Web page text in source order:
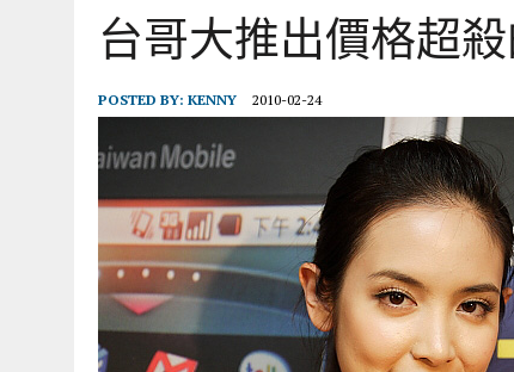
台哥大推出價格超
POSTED BY: KENNY 2010-02-24